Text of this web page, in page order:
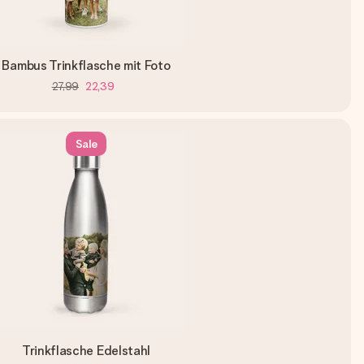
Bambus Trinkflasche mit Foto
27,99 22,39
Sale
Trinkflasche Edelstahl